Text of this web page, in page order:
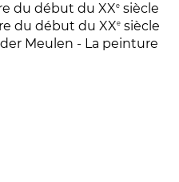
du début du XXe siècle
du début du XXe siècle
Meulen - La peinture